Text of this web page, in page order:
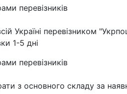
перевізників
Україні перевізником
1-5 дні
перевізників
з основного складу за